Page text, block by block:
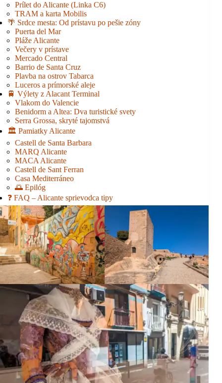
Prílet do Alicante (Linka C6)
TRAM a karta Mobilis
🌴 Srdce mesta: Od prístavu po pešie zóny
Puerta del Mar
Pláže Alicante
Večery v prístave
Mercado Central
Barrio de Santa Cruz
Plavba na ostrov Tabarca
Luceros a prímorské aleje
🚆 Výlety z Alacant Terminal
Vlakom do Valencie
Benidorm a Altea: Dva turistické svety
Serra Grossa, skryté tajomstvá
🏛️ Pamiatky Alicante
Castell de Santa Barbara
MARQ Alicante
MACA Alicante
Castell de Sant Ferran
Casa Mediterráneo
🌅 Epilóg
❓ FAQ – Alicante sprievodca tipy